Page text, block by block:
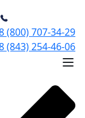
(800) 707-34-29
(843) 254-46-06